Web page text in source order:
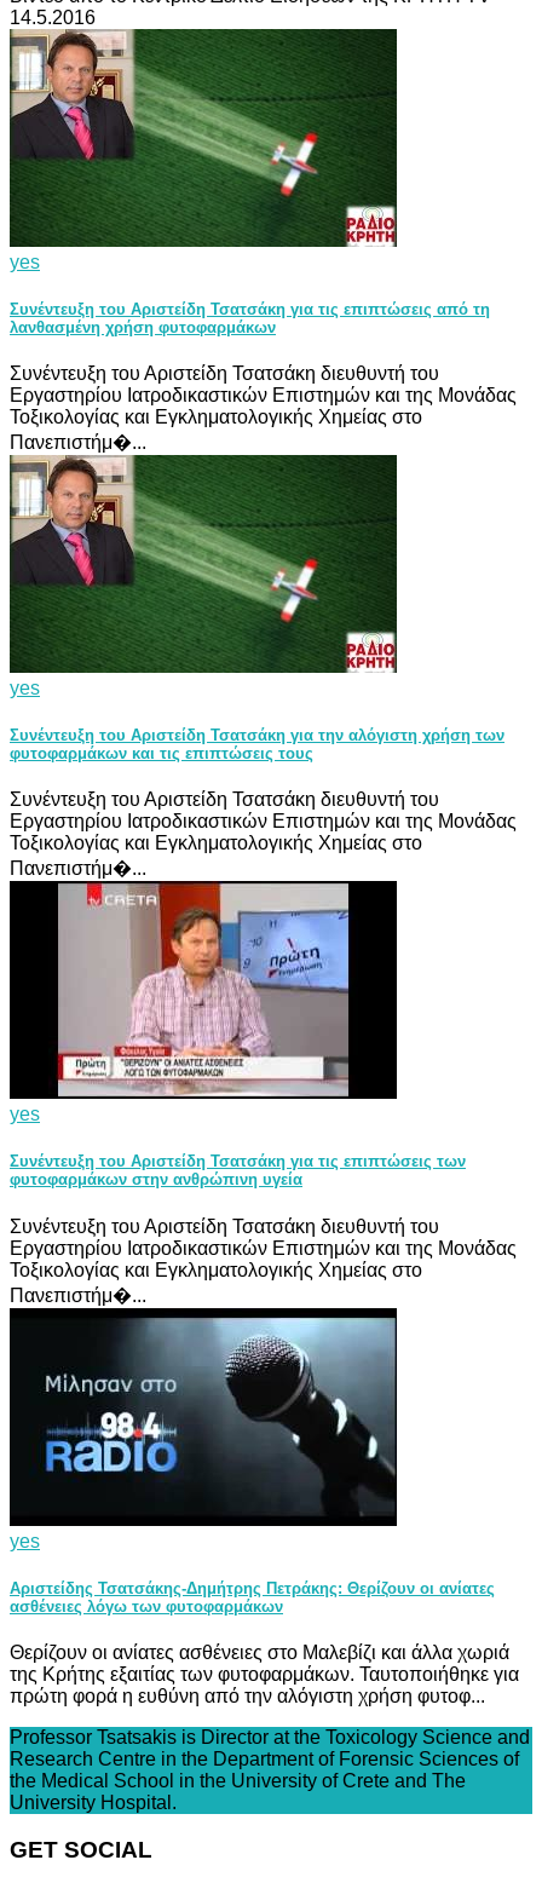
14.5.2016
yes
Συνέντευξη του Αριστείδη Τσατσάκη για τις επιπτώσεις από τη
λανθασμένη χρήση φυτοφαρμάκων
Συνέντευξη του Αριστείδη Τσατσάκη διευθυντή του
Εργαστηρίου Ιατροδικαστικών Επιστημών και της Μονάδας
Τοξικολογίας και Εγκληματολογικής Χημείας στο
Πανεπιστήμ�...
yes
Συνέντευξη του Αριστείδη Τσατσάκη για την αλόγιστη χρήση των
φυτοφαρμάκων και τις επιπτώσεις τους
Συνέντευξη του Αριστείδη Τσατσάκη διευθυντή του
Εργαστηρίου Ιατροδικαστικών Επιστημών και της Μονάδας
Τοξικολογίας και Εγκληματολογικής Χημείας στο
Πανεπιστήμ�...
yes
Συνέντευξη του Αριστείδη Τσατσάκη για τις επιπτώσεις των
φυτοφαρμάκων στην ανθρώπινη υγεία
Συνέντευξη του Αριστείδη Τσατσάκη διευθυντή του
Εργαστηρίου Ιατροδικαστικών Επιστημών και της Μονάδας
Τοξικολογίας και Εγκληματολογικής Χημείας στο
Πανεπιστήμ�...
yes
Αριστείδης Τσατσάκης-Δημήτρης Πετράκης: Θερίζουν οι ανίατες
ασθένειες λόγω των φυτοφαρμάκων
Θερίζουν οι ανίατες ασθένειες στο Μαλεβίζι και άλλα χωριά
της Κρήτης εξαιτίας των φυτοφαρμάκων. Ταυτοποιήθηκε για
πρώτη φορά η ευθύνη από την αλόγιστη χρήση φυτοφ...
Professor Tsatsakis is Director at the Toxicology Science and
Research Centre in the Department of Forensic Sciences of
the Medical School in the University of Crete and The
University Hospital.
GET SOCIAL